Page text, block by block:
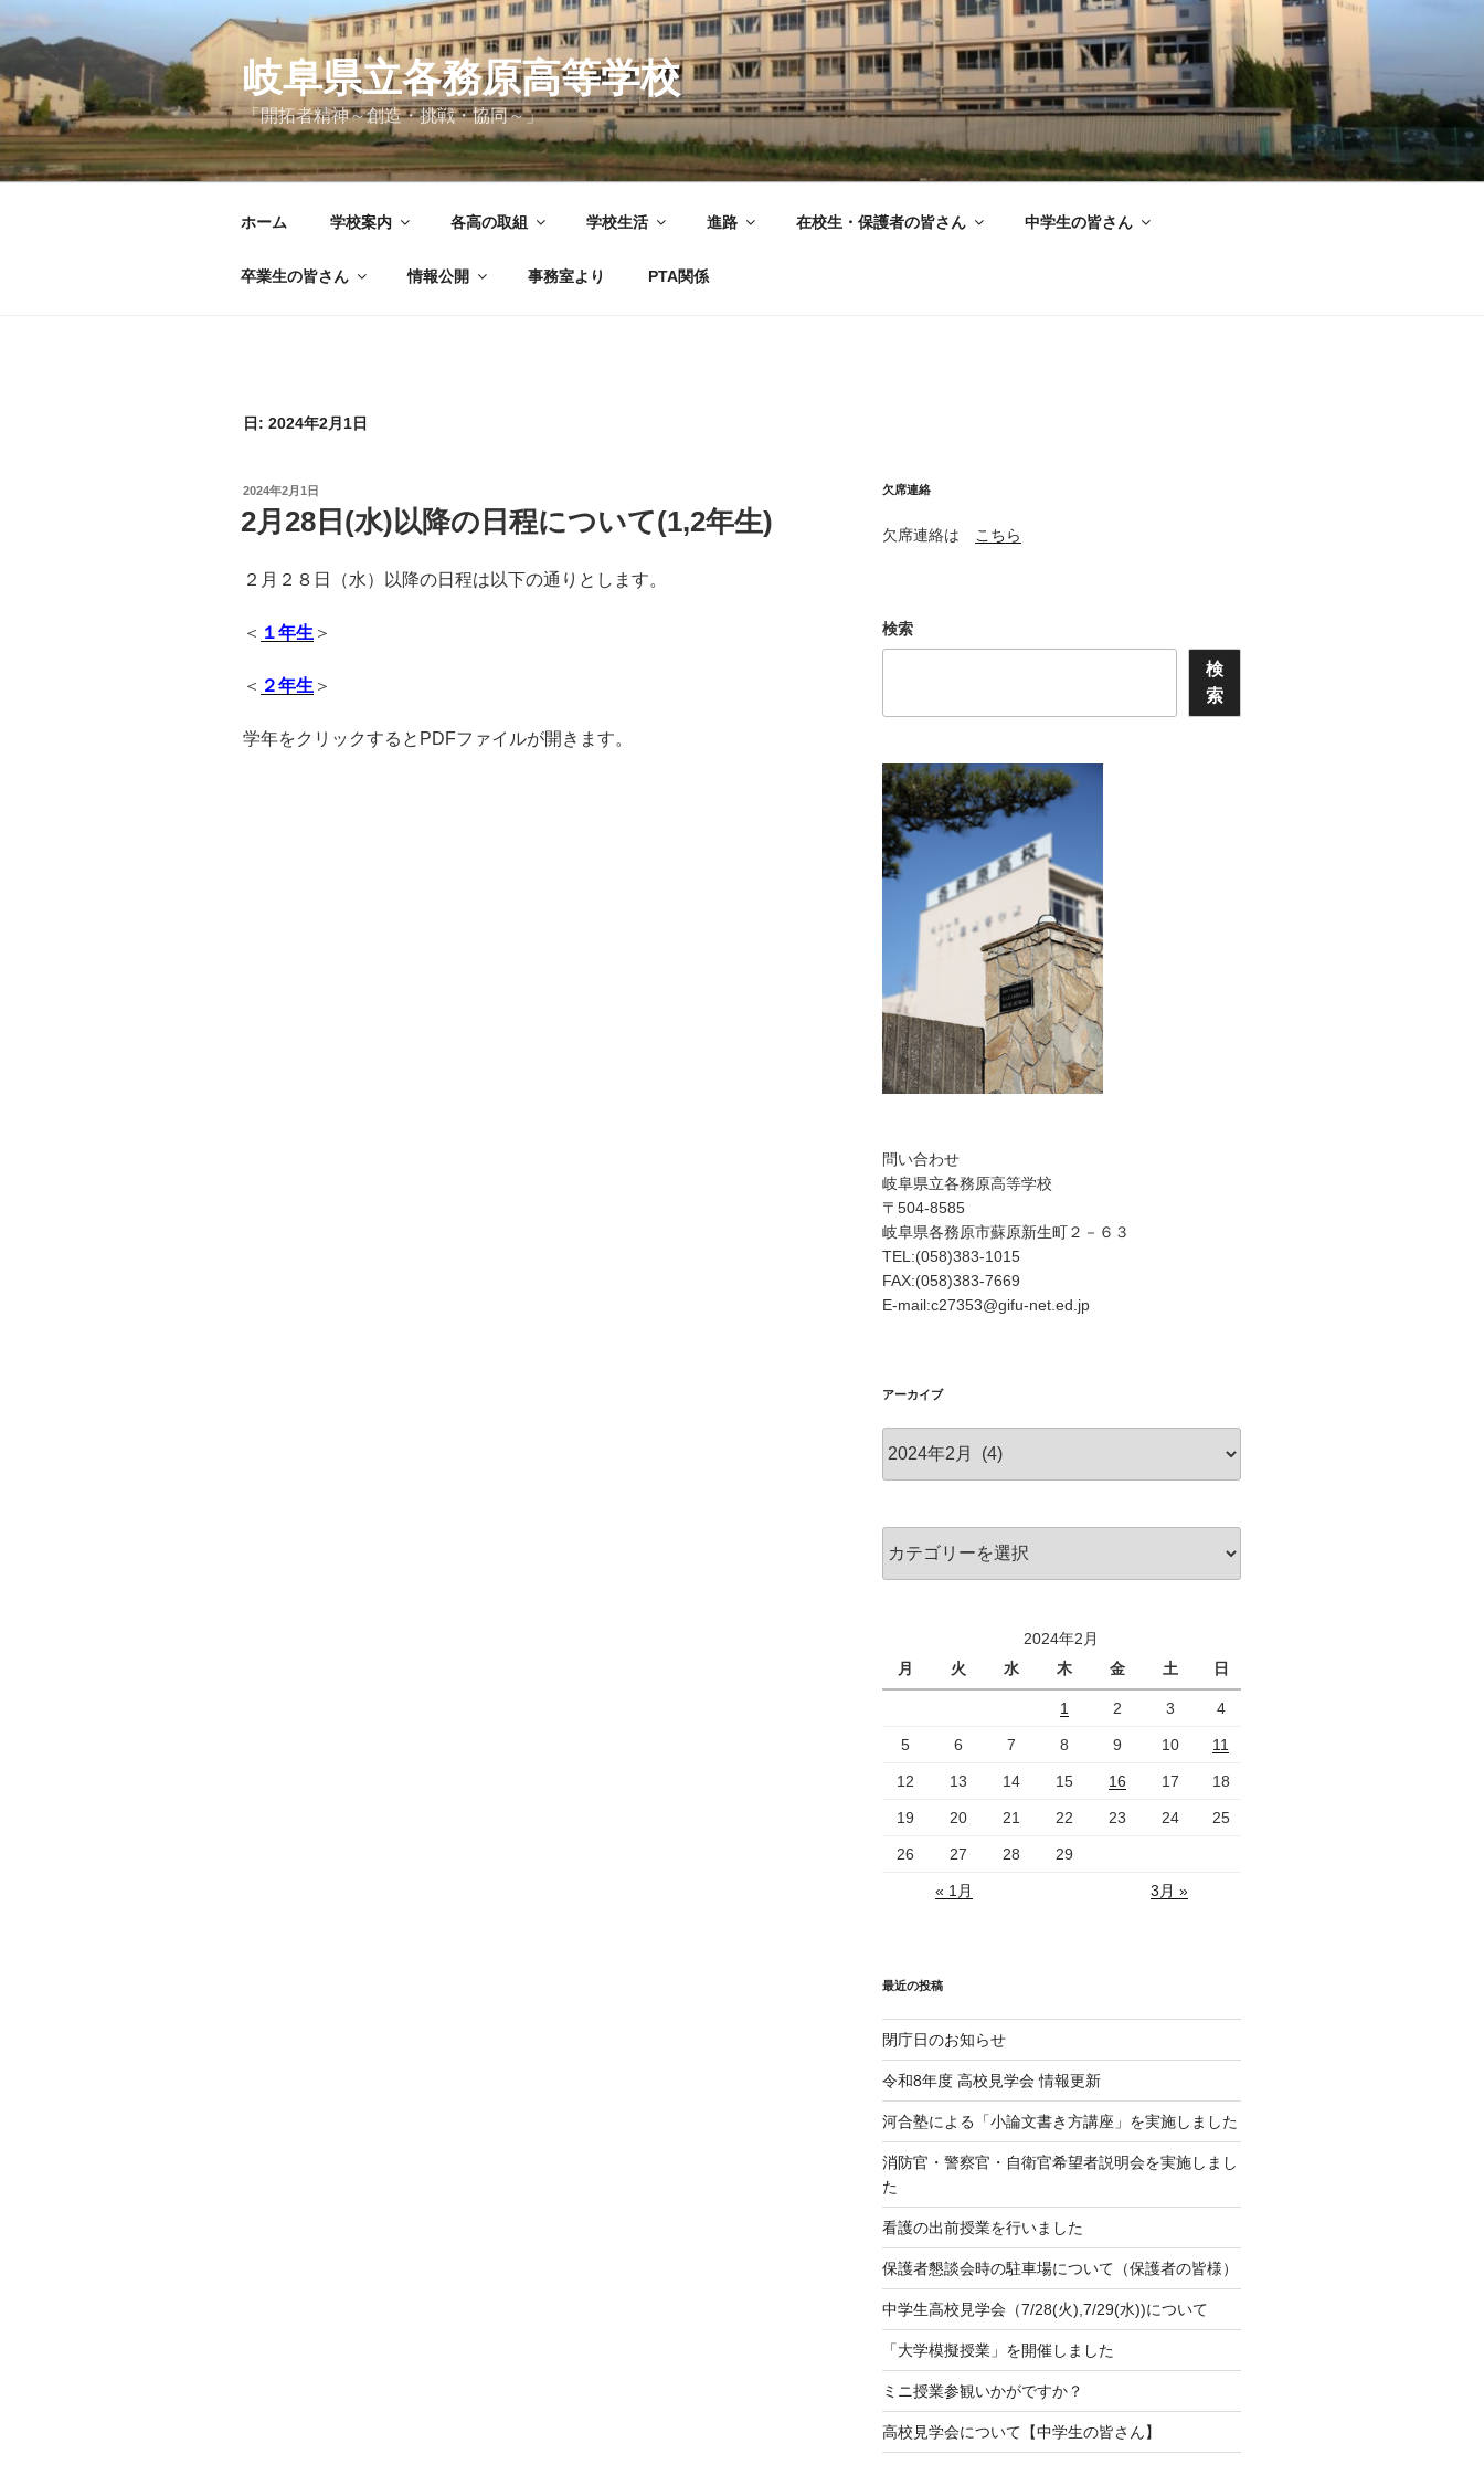
ン
ン
ツ
へ
ス
岐阜県立各務原高等学校
「開拓者精神～創造・挑戦・協同～」
ホーム 学校案内 各高の取組 学校生活 進路 在校生・保護者の皆さん 中学生の皆さん
卒業生の皆さん 情報公開 事務室より PTA関係
日: 2024年2月1日
投
日:
2024年2月1日
2月28日(水)以降の日程について(1,2年生)
２月２８日（水）以降の日程は以下の通りとします。
＜ １年生 ＞
＜ ２年生 ＞
学年をクリックするとPDFファイルが開きます。
欠席連絡
欠席連絡は こちら
検索
検
索
問い合わせ
岐阜県立各務原高等学校
〒504-8585
岐阜県各務原市蘇原新生町２－６３
TEL:(058)383-1015
FAX:(058)383-7669
E-mail:c27353@gifu-net.ed.jp
アーカイブ
ー
テ
2024年2月
月
火 水 木 金 土 日
1 2 3 4
5 6 7 8 9 10 11
12 13 14 15 16 17 18
19 20 21 22 23 24 25
26 27 28 29
« 1月 3月 »
最近の投稿
閉庁日のお知らせ
令和8年度 高校見学会 情報更新
河合塾による「小論文書き方講座」を実施しました
消防官・警察官・自衛官希望者説明会を実施しまし
た
看護の出前授業を行いました
保護者懇談会時の駐車場について（保護者の皆様）
中学生高校見学会（7/28(火),7/29(水))について
「大学模擬授業」を開催しました
ミニ授業参観いかがですか？
高校見学会について【中学生の皆さん】